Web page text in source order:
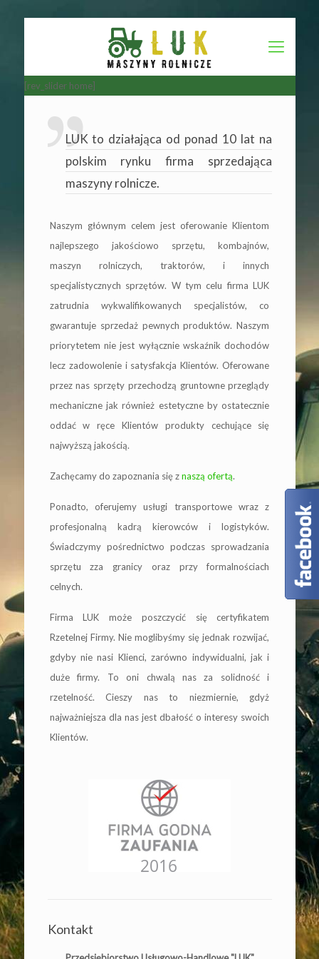
[rev_slider home]
LUK to działająca od ponad 10 lat na
polskim rynku firma sprzedająca
maszyny rolnicze.
Naszym głównym celem jest oferowanie Klientom
najlepszego jakościowo sprzętu, kombajnów,
maszyn rolniczych, traktorów, i innych
specjalistycznych sprzętów. W tym celu firma LUK
zatrudnia wykwalifikowanych specjalistów, co
gwarantuje sprzedaż pewnych produktów. Naszym
priorytetem nie jest wyłącznie wskaźnik dochodów
lecz zadowolenie i satysfakcja Klientów. Oferowane
przez nas sprzęty przechodzą gruntowne przeglądy
mechaniczne jak również estetyczne by ostatecznie
oddać w ręce Klientów produkty cechujące się
najwyższą jakością.
Zachęcamy do zapoznania się znaszą ofertą.
Ponadto, oferujemy usługi transportowe wraz z
profesjonalną kadrą kierowców i logistyków.
Świadczymy pośrednictwo podczas sprowadzania
sprzętu zza granicy oraz przy formalnościach
celnych.
Firma LUK może poszczycić się certyfikatem
Rzetelnej Firmy. Nie moglibyśmy się jednak rozwijać,
gdyby nie nasi Klienci, zarówno indywidualni, jak i
duże firmy. To oni chwalą nas za solidność i
rzetelność. Cieszy nas to niezmiernie, gdyż
najważniejsza dla nas jest dbałość o interesy swoich
Klientów.
Kontakt